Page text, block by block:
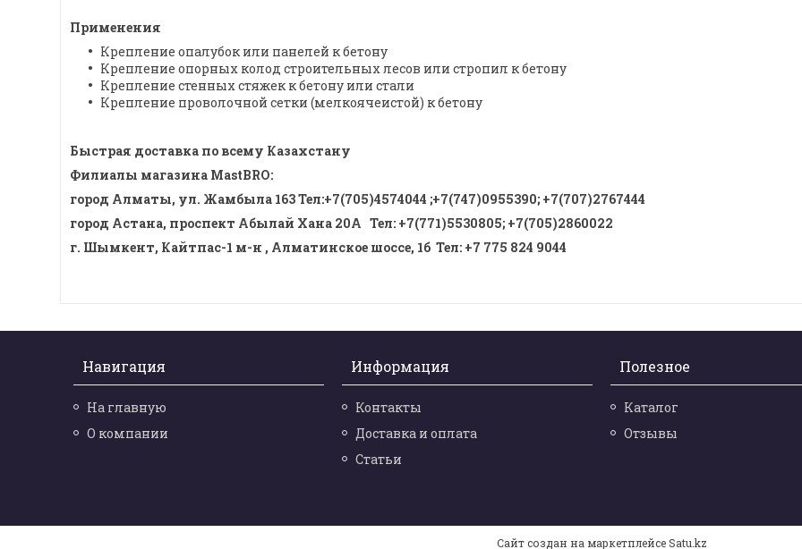
Применения
Крепление опалубок или панелей к бетону
Крепление опорных колод строительных лесов или стропил к бетону
Крепление стенных стяжек к бетону или стали
Крепление проволочной сетки (мелкоячеистой) к бетону
Быстрая доставка по всему Казахстану
Филиалы магазина MastBRO:
город Алматы, ул. Жамбыла 163 Тел:+7(705)4574044 ;+7(747)0955390; +7(707)2767444
город Астана, проспект Абылай Хана 20А Тел: +7(771)5530805; +7(705)2860022
г. Шымкент, Кайтпас-1 м-н , Алматинское шоссе, 1б Тел: +7 775 824 9044
Навигация
На главную
О компании
Информация
Контакты
Доставка и оплата
Статьи
Полезное
Каталог
Отзывы
Сайт создан на маркетплейсеSatu.kz